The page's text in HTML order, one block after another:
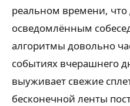
реальном времени, что
осведомлённым
алгоритмы довольно
событиях вчерашнего
выуживает свежие
бесконечной ленты